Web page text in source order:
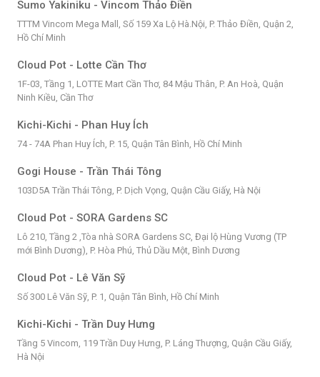
Sumo Yakiniku - Vincom Thảo Điền
TTTM Vincom Mega Mall, Số 159 Xa Lộ Hà.Nội, P. Thảo Điền, Quận 2,
Hồ Chí Minh
Cloud Pot - Lotte Cần Thơ
1F-03, Tầng 1, LOTTE Mart Cần Thơ, 84 Mậu Thân, P. An Hoà, Quận
Ninh Kiều, Cần Thơ
Kichi-Kichi - Phan Huy Ích
74 - 74A Phan Huy Ích, P. 15, Quận Tân Bình, Hồ Chí Minh
Gogi House - Trần Thái Tông
103D5A Trần Thái Tông, P. Dịch Vọng, Quận Cầu Giấy, Hà Nội
Cloud Pot - SORA Gardens SC
Lô 210, Tầng 2 ,Tòa nhà SORA Gardens SC, Đại lộ Hùng Vương (TP
mới Bình Dương), P. Hòa Phú, Thủ Dầu Một, Bình Dương
Cloud Pot - Lê Văn Sỹ
Số 300 Lê Văn Sỹ, P. 1, Quận Tân Bình, Hồ Chí Minh
Kichi-Kichi - Trần Duy Hưng
Tầng 5 Vincom, 119 Trần Duy Hưng, P. Láng Thượng, Quận Cầu Giấy,
Hà Nội